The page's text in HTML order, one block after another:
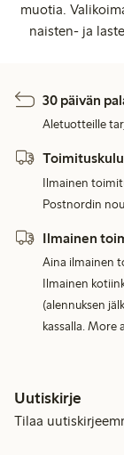
muotia.
naisten- ja
30 päivän
Aletuotteille
Ilmainen
Postnordin
Ilmainen
Aina ilmainen
Ilmainen
(alennuksen
kassalla. More
Uutiskirje
Tilaa